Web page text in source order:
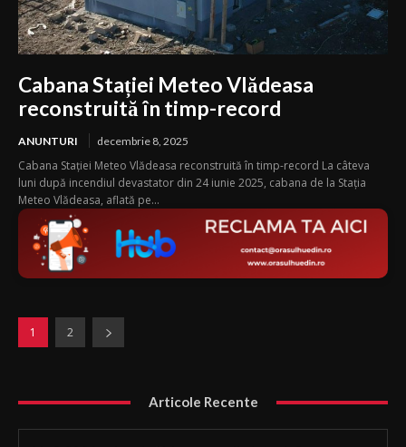
Cabana Stației Meteo Vlădeasa
reconstruită în timp-record
ANUNTURI decembrie 8, 2025
Cabana Stației Meteo Vlădeasa reconstruită în timp-record La câteva
luni după incendiul devastator din 24 iunie 2025, cabana de la Stația
Meteo Vlădeasa, aflată pe...
1 2
Articole Recente